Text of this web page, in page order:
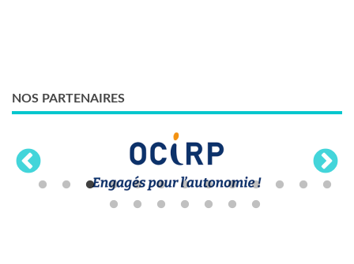
NOS PARTENAIRES